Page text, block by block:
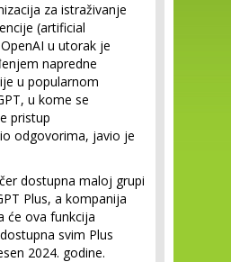
za istraživanje
(artificial
u utorak je
napredne
u popularnom
u kome se
pristup
odgovorima, javio je
dostupna maloj grupi
Plus, a kompanija
će ova funkcija
svim Plus
2024. godine.